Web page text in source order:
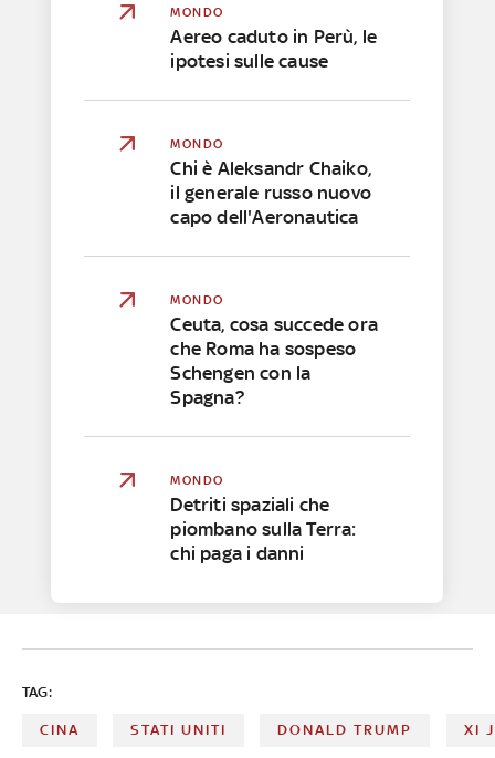
MONDO
Aereo caduto in Perù, le
ipotesi sulle cause
MONDO
Chi è Aleksandr Chaiko,
il generale russo nuovo
capo dell'Aeronautica
MONDO
Ceuta, cosa succede ora
che Roma ha sospeso
Schengen con la
Spagna?
MONDO
Detriti spaziali che
piombano sulla Terra:
chi paga i danni
TAG:
CINA STATI UNITI DONALD TRUMP XI